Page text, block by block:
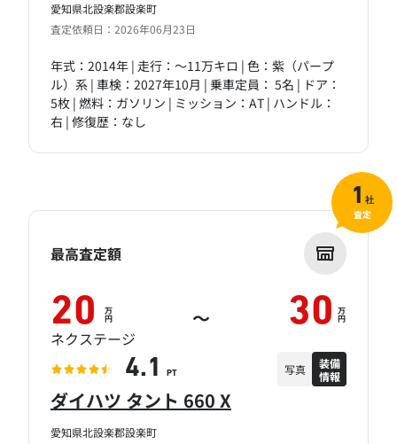
愛知県北設楽郡設楽町
査定依頼日：2026年06月23日
年式：2014年 | 走行：～11万キロ | 色：紫（パープ
ル）系 | 車検：2027年10月 | 乗車定員： 5名 | ドア：
5枚 | 燃料：ガソリン | ミッション：AT | ハンドル：
右 | 修復歴：なし
愛知県北設楽郡設楽町
ダイハツ タント 660 X
最高査定額
20 万
円 ～ 30 万
円
ネクステージ
4.1 PT 写真
装備
情報
1 社
査定